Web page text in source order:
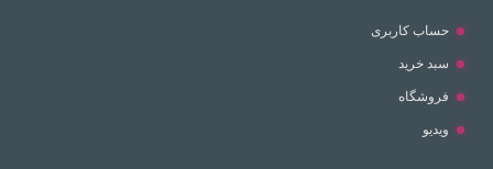
حساب کاربری
سبد خرید
فروشگاه
ویدیو